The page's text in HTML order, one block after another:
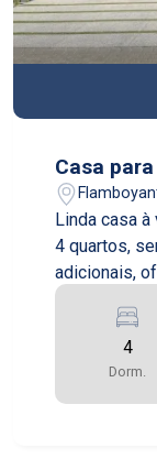
Casa
Linda casa
4 quartos,
adicionais,
toda a
garagem e
completo,
salão de
quem busca
4
Dorm.